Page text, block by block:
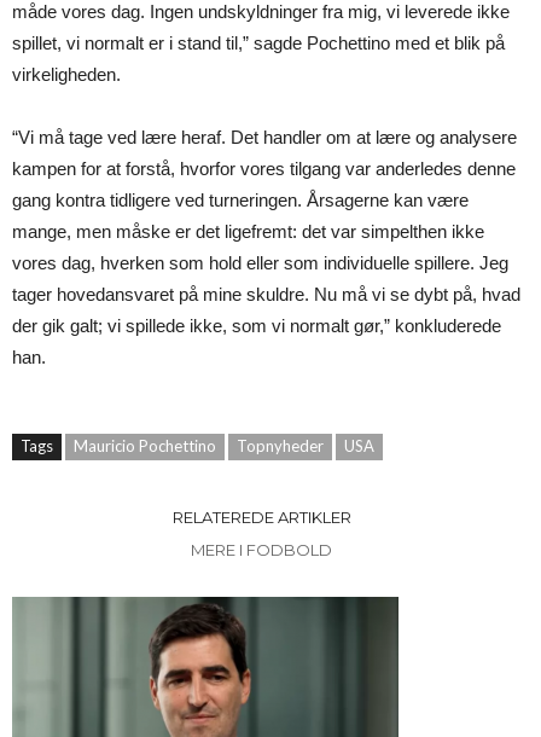
måde vores dag. Ingen undskyldninger fra mig, vi leverede ikke
spillet, vi normalt er i stand til,” sagde Pochettino med et blik på
virkeligheden.
“Vi må tage ved lære heraf. Det handler om at lære og analysere
kampen for at forstå, hvorfor vores tilgang var anderledes denne
gang kontra tidligere ved turneringen. Årsagerne kan være
mange, men måske er det ligefremt: det var simpelthen ikke
vores dag, hverken som hold eller som individuelle spillere. Jeg
tager hovedansvaret på mine skuldre. Nu må vi se dybt på, hvad
der gik galt; vi spillede ikke, som vi normalt gør,” konkluderede
han.
Tags Mauricio Pochettino Topnyheder USA
RELATEREDE ARTIKLER
MERE I FODBOLD